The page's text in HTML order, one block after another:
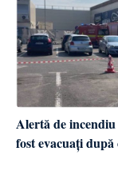
Alertă de
fost evacuați